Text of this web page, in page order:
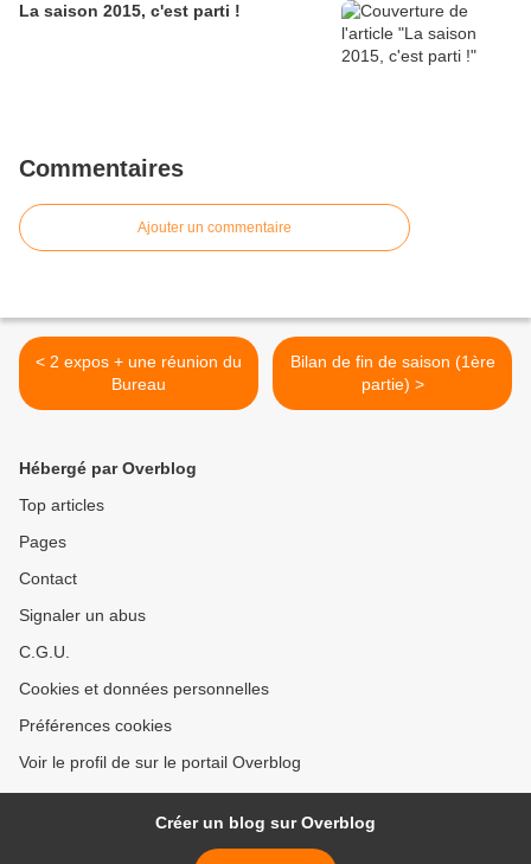
La saison 2015, c'est parti !
Commentaires
Ajouter un commentaire
< 2 expos + une réunion du
Bureau
Bilan de fin de saison (1ère
partie) >
Hébergé par Overblog
Top articles
Pages
Contact
Signaler un abus
C.G.U.
Cookies et données personnelles
Préférences cookies
Voir le profil de sur le portail Overblog
Créer un blog sur Overblog